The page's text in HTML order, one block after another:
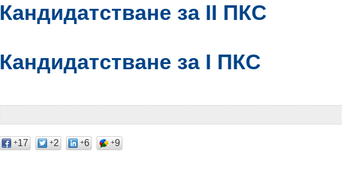
Кандидатстване за II ПКС
Кандидатстване за I ПКС
+17 +2 +6 +9